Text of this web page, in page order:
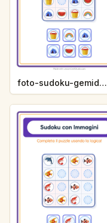
foto-sudoku-gemiddeld-zomer-345e